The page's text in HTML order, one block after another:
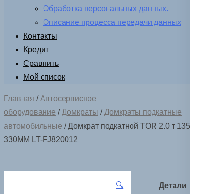
Обработка персональных данных.
Описание процесса передачи данных
Контакты
Кредит
Сравнить
Мой список
Главная /Автосервисное
оборудование / Домкраты / Домкраты подкатные
автомобильные / Домкрат подкатной TOR 2,0 т 135-
330MM LT-FJ820012
🔍 Детали